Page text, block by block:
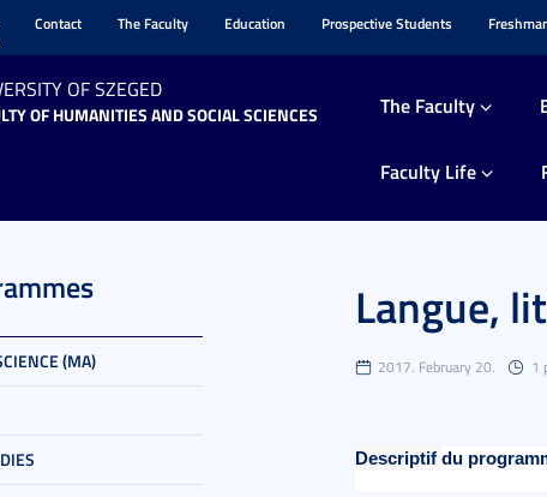
Contact The Faculty Education Prospective Students
OF SZEGED
OF HUMANITIES AND SOCIAL SCIENCES The Faculty
Faculty Life
(MA)
Langue,
2017. February 20. 1
Descriptif du